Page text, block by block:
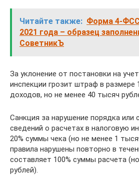
Читайте также: Форма 4-ФСС
2021 года – образец
СоветникЪ
За уклонение от постановки на
инспекции грозит штраф в размере
доходов, но не менее 40 тысяч
Санкция за нарушение порядка или
сведений о расчетах в налоговую
20% суммы чека (но не менее 1
правила нарушены повторно в
составляет 100% суммы расчета
рублей).